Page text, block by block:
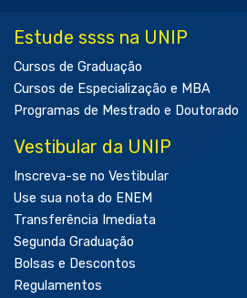
Estude ssss na UNIP
Cursos de Graduação
Cursos de Especialização e MBA
Programas de Mestrado e Doutorado
Vestibular da UNIP
Inscreva-se no Vestibular
Use sua nota do ENEM
Transferência Imediata
Segunda Graduação
Bolsas e Descontos
Regulamentos